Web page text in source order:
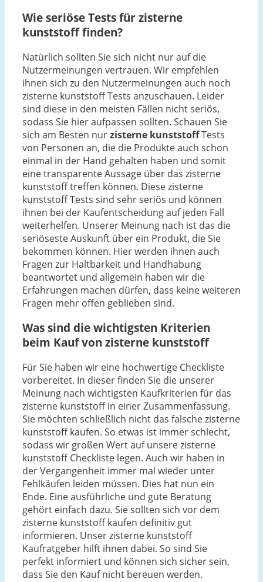
Wie seriöse Tests für zisterne
kunststoff finden?
Natürlich sollten Sie sich nicht nur auf die
Nutzermeinungen vertrauen. Wir empfehlen
ihnen sich zu den Nutzermeinungen auch noch
zisterne kunststoff Tests anzuschauen. Leider
sind diese in den meisten Fällen nicht seriös,
sodass Sie hier aufpassen sollten. Schauen Sie
sich am Besten nurzisterne kunststoffTests
von Personen an, die die Produkte auch schon
einmal in der Hand gehalten haben und somit
eine transparente Aussage über das zisterne
kunststoff treffen können. Diese zisterne
kunststoff Tests sind sehr seriös und können
ihnen bei der Kaufentscheidung auf jeden Fall
weiterhelfen. Unserer Meinung nach ist das die
seriöseste Auskunft über ein Produkt, die Sie
bekommen können. Hier werden ihnen auch
Fragen zur Haltbarkeit und Handhabung
beantwortet und allgemein haben wir die
Erfahrungen machen dürfen, dass keine weiteren
Fragen mehr offen geblieben sind.
Was sind die wichtigsten Kriterien
beim Kauf von zisterne kunststoff
Für Sie haben wir eine hochwertige Checkliste
vorbereitet. In dieser finden Sie die unserer
Meinung nach wichtigsten Kaufkriterien für das
zisterne kunststoff in einer Zusammenfassung.
Sie möchten schließlich nicht das falsche zisterne
kunststoff kaufen. So etwas ist immer schlecht,
sodass wir großen Wert auf unsere zisterne
kunststoff Checkliste legen. Auch wir haben in
der Vergangenheit immer mal wieder unter
Fehlkäufen leiden müssen. Dies hat nun ein
Ende. Eine ausführliche und gute Beratung
gehört einfach dazu. Sie sollten sich vor dem
zisterne kunststoff kaufen definitiv gut
informieren. Unser zisterne kunststoff
Kaufratgeber hilft ihnen dabei. So sind Sie
perfekt informiert und können sich sicher sein,
dass Sie den Kauf nicht bereuen werden.